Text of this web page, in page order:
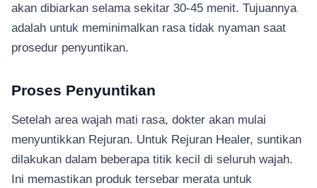
akan dibiarkan selama sekitar 30-45 menit. Tujuannya
adalah untuk meminimalkan rasa tidak nyaman saat
prosedur penyuntikan.
Proses Penyuntikan
Setelah area wajah mati rasa, dokter akan mulai
menyuntikkan Rejuran. Untuk Rejuran Healer, suntikan
dilakukan dalam beberapa titik kecil di seluruh wajah.
Ini memastikan produk tersebar merata untuk